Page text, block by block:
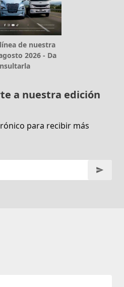
de nuestra
2026 - Da
a nuestra edición
para recibir más